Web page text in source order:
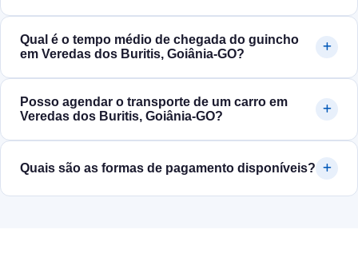
Qual é o tempo médio de chegada do guincho
em Veredas dos Buritis, Goiânia‑GO?
Posso agendar o transporte de um carro em
Veredas dos Buritis, Goiânia‑GO?
Quais são as formas de pagamento disponíveis?